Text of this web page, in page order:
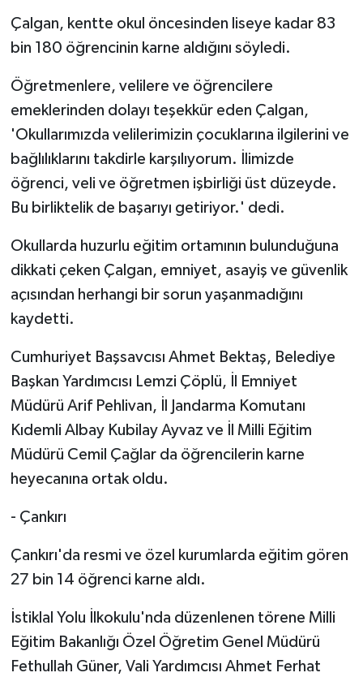
Çalgan, kentte okul öncesinden liseye kadar 83
bin 180 öğrencinin karne aldığını söyledi.
Öğretmenlere, velilere ve öğrencilere
emeklerinden dolayı teşekkür eden Çalgan,
'Okullarımızda velilerimizin çocuklarına ilgilerini ve
bağlılıklarını takdirle karşılıyorum. İlimizde
öğrenci, veli ve öğretmen işbirliği üst düzeyde.
Bu birliktelik de başarıyı getiriyor.' dedi.
Okullarda huzurlu eğitim ortamının bulunduğuna
dikkati çeken Çalgan, emniyet, asayiş ve güvenlik
açısından herhangi bir sorun yaşanmadığını
kaydetti.
Cumhuriyet Başsavcısı Ahmet Bektaş, Belediye
Başkan Yardımcısı Lemzi Çöplü, İl Emniyet
Müdürü Arif Pehlivan, İl Jandarma Komutanı
Kıdemli Albay Kubilay Ayvaz ve İl Milli Eğitim
Müdürü Cemil Çağlar da öğrencilerin karne
heyecanına ortak oldu.
- Çankırı
Çankırı'da resmi ve özel kurumlarda eğitim gören
27 bin 14 öğrenci karne aldı.
İstiklal Yolu İlkokulu'nda düzenlenen törene Milli
Eğitim Bakanlığı Özel Öğretim Genel Müdürü
Fethullah Güner, Vali Yardımcısı Ahmet Ferhat